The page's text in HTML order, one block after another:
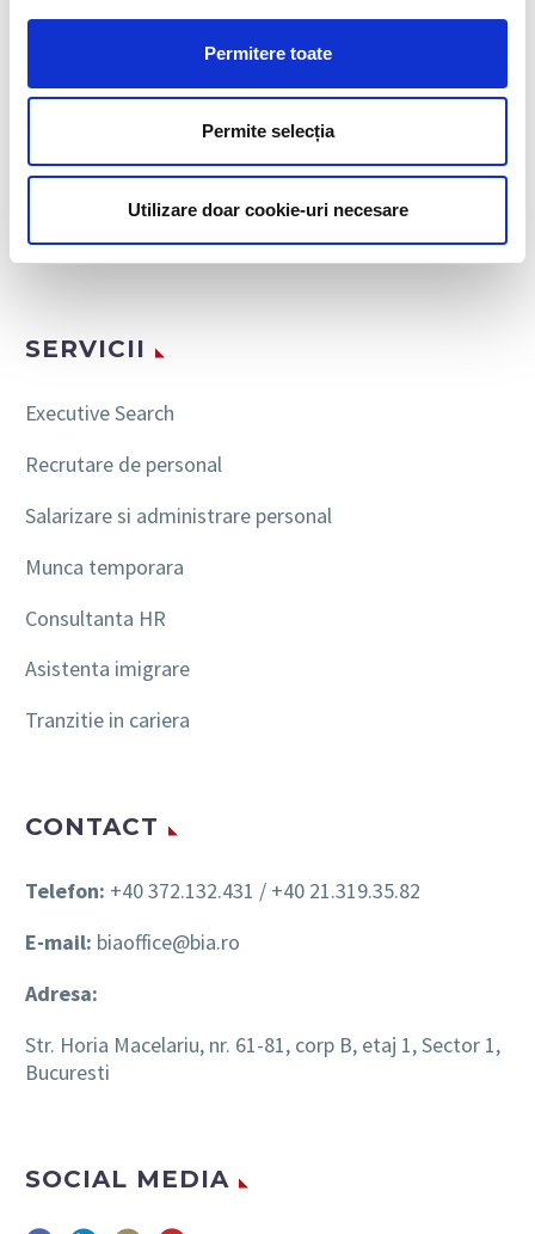
Permitere toate
Permite selecția
Utilizare doar cookie-uri necesare
CAUTA
SERVICII
Executive Search
Recrutare de personal
Salarizare si administrare personal
Munca temporara
Consultanta HR
Asistenta imigrare
Tranzitie in cariera
CONTACT
Telefon: +40 372.132.431 / +40 21.319.35.82
E-mail: biaoffice@bia.ro
Adresa:
Str. Horia Macelariu, nr. 61-81, corp B, etaj 1, Sector 1,
Bucuresti
SOCIAL MEDIA